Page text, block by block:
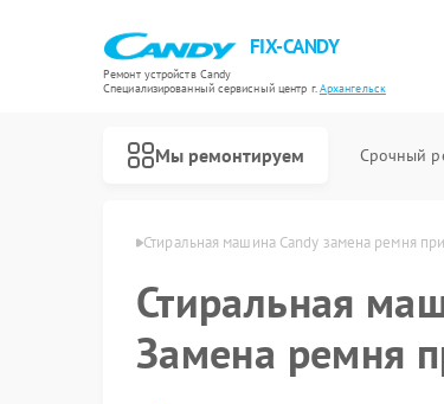
FIX-CANDY
Ремонт устройств Candy
Специализированный cервисный центр г.Архангельск
Мы ремонтируем Срочный
в Архангельске Стиральная машина Candy замена ремня
Стиральная
Замена ремня